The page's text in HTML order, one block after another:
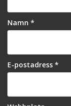
Namn *
E-postadress *